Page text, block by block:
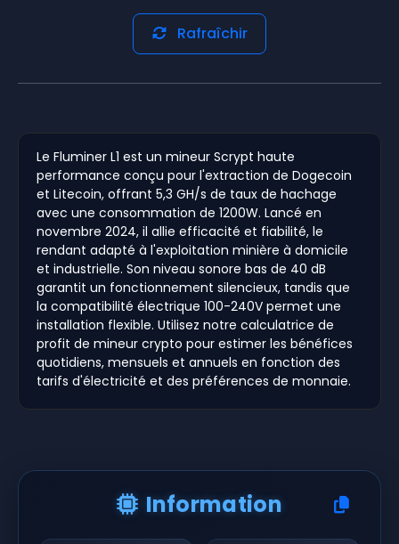
Rafraîchir
Le Fluminer L1 est un mineur Scrypt haute
performance conçu pour l'extraction de Dogecoin
et Litecoin, offrant 5,3 GH/s de taux de hachage
avec une consommation de 1200W. Lancé en
novembre 2024, il allie efficacité et fiabilité, le
rendant adapté à l'exploitation minière à domicile
et industrielle. Son niveau sonore bas de 40 dB
garantit un fonctionnement silencieux, tandis que
la compatibilité électrique 100-240V permet une
installation flexible. Utilisez notre calculatrice de
profit de mineur crypto pour estimer les bénéfices
quotidiens, mensuels et annuels en fonction des
tarifs d'électricité et des préférences de monnaie.
Information